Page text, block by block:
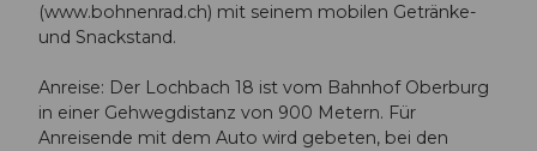
(www.bohnenrad.ch) mit seinem mobilen Getränke-
und Snackstand.
Anreise: Der Lochbach 18 ist vom Bahnhof Oberburg
in einer Gehwegdistanz von 900 Metern. Für
Anreisende mit dem Auto wird gebeten, bei den